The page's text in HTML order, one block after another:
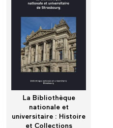
La Bibliothèque
nationale et
universitaire : Histoire
et Collections